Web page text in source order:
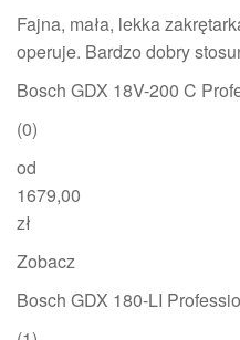
Fajna, mała, lekka
operuje. Bardzo dobry
Bosch GDX 18V-200 C
(0)
od
1679,00
zł
Zobacz
Bosch GDX 180-LI